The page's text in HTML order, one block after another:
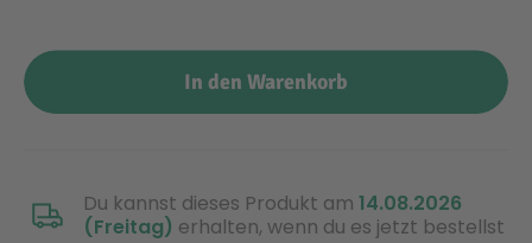
In den Warenkorb
Du kannst dieses Produkt am 14.08.2026
(Freitag) erhalten, wenn du es jetzt bestellst